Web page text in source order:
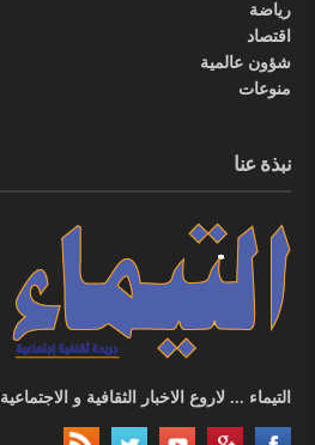
رياضة
اقتصاد
شؤون عالمية
منوعات
نبذة عنا
التيماء ... لاروع الاخبار الثقافية و الاجتماعية